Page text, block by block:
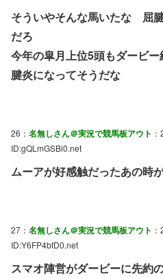
そういやそんな馬いたな 屈
だろ
今年の皐月上位5頭もダービ
腱炎になってそうだな
26： 名無しさん＠実況で競馬板アウト
ID:gQLmGSBi0.net
ムーアが好感触だったあの時
27： 名無しさん＠実況で競馬板アウト
ID:Y6FP4bfD0.net
スマオ陣営がダービーに先約